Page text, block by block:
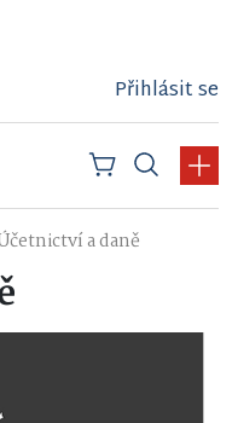
Přihlásit se
a daně